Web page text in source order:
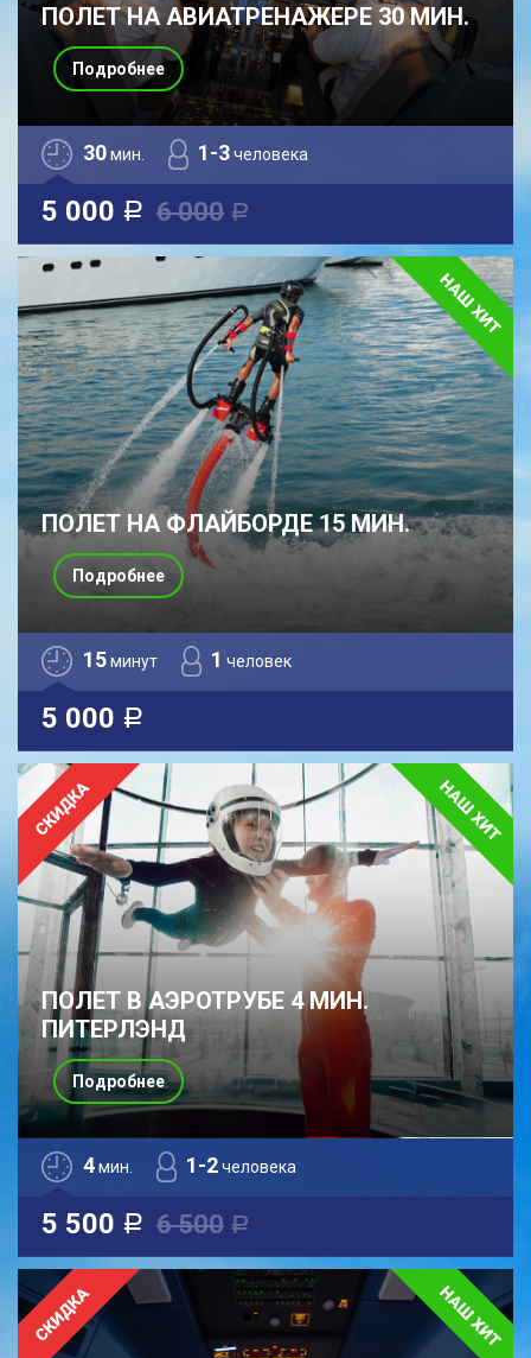
ПОЛЕТ НА АВИАТРЕНАЖЕРЕ 30 МИН.
30мин. 1-3человека
5 000 a 6 000 a
Подробнее
ПОЛЕТ НА ФЛАЙБОРДЕ 15 МИН.
15минут 1 человек
5 000 a
Подробнее
ПОЛЕТ В АЭРОТРУБЕ 4 МИН.
ПИТЕРЛЭНД
4мин. 1-2человека
5 500 a 6 500 a
Подробнее